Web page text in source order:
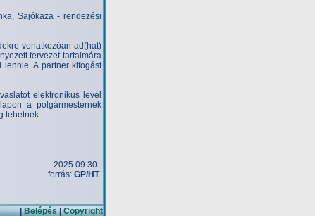
Sajókaza - rendezési
vonatkozóan ad(hat)
tervezet tartalmára
A partner kifogást
elektronikus levél
a polgármesternek
tehetnek.
2025.09.30.
forrás: GP/HT
|Belépés|Copyright